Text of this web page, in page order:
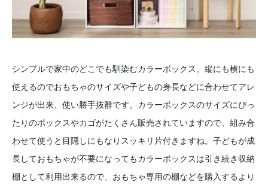
シンプルで家中のどこでも馴染むカラーボックス。縦にも横にも
使えるのでおもちゃのサイズや子どもの身長などに合わせてアレ
ンジが出来、使い勝手抜群です。カラーボックスのサイズにぴっ
たりのボックスやカゴがたくさん販売されていますので、組み合
わせて使うと目隠しにもなりスッキリ片付きますね。子どもが成
長しておもちゃが不要になってもカラーボックスは引き続き収納
棚として利用出来るので、おもちゃ専用の棚などを購入するより